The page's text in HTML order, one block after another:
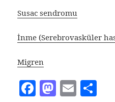
Susac sendromu
İnme (Serebrovasküler
Migren
F M E